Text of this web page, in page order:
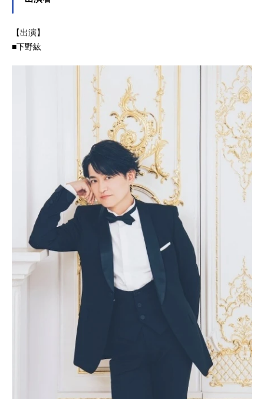
【出演】
■下野紘